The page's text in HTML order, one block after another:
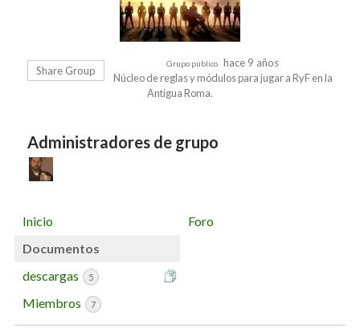
Share Group
Grupo público hace 9 años
Núcleo de reglas y módulos para jugar a RyF en la
Antigua Roma.
Administradores de grupo
Inicio
Foro
Documentos
descargas
5
Miembros 7